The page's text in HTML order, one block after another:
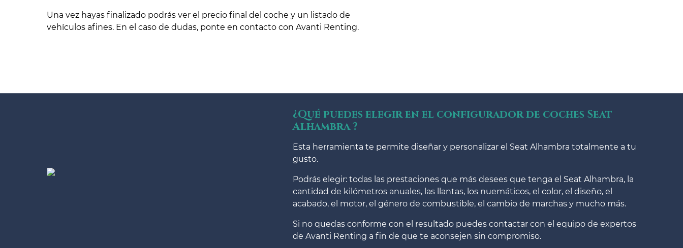
Una vez hayas finalizado podrás ver el precio final del coche y un listado de
vehículos afines. En el caso de dudas, ponte en contacto con Avanti Renting.
¿Qué puedes elegir en el configurador de coches Seat
Alhambra ?
Esta herramienta te permite diseñar y personalizar el Seat Alhambra totalmente a tu
gusto.
Podrás elegir: todas las prestaciones que más desees que tenga el Seat Alhambra, la
cantidad de kilómetros anuales, las llantas, los nuemáticos, el color, el diseño, el
acabado, el motor, el género de combustible, el cambio de marchas y mucho más.
Si no quedas conforme con el resultado puedes contactar con el equipo de expertos
de Avanti Renting a fin de que te aconsejen sin compromiso.